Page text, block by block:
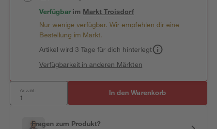
Verfügbar im MarktTroisdorf
Nur wenige verfügbar. Wir empfehlen dir eine
Bestellung im Markt.
Artikel wird 3 Tage für dich hinterlegt
Verfügbarkeit in anderen Märkten
Anzahl: In den Warenkorb
Fragen zum Produkt?